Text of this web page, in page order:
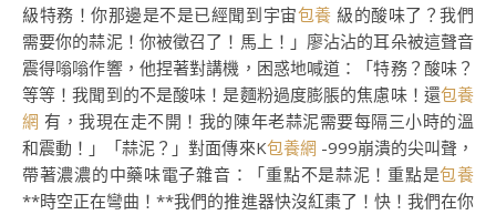
級特務！你那邊是不是已經聞到宇宙包養 級的酸味了？我們
需要你的蒜泥！你被徵召了！馬上！」廖沾沾的耳朵被這聲音
震得嗡嗡作響，他捏著對講機，困惑地喊道：「特務？酸味？
等等！我聞到的不是酸味！是麵粉過度膨脹的焦慮味！還包養
網 有，我現在走不開！我的陳年老蒜泥需要每隔三小時的溫
和震動！」「蒜泥？」對面傳來K包養網 -999崩潰的尖叫聲，
帶著濃濃的中藥味電子雜音：「重點不是蒜泥！重點是包養
**時空正在彎曲！**我們的推進器快沒紅棗了！快！我們在你